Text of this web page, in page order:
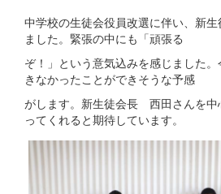
中学校の生徒会役員改選に伴い、新
ました。緊張の中にも「頑張る
ぞ！」という意気込みを感じました
きなかったことができそうな予感
がします。新生徒会長 西田さんを中
ってくれると期待しています。